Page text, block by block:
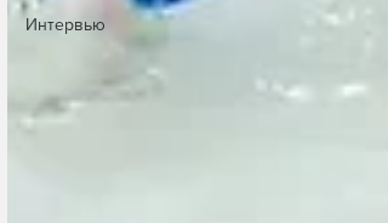
Интервью